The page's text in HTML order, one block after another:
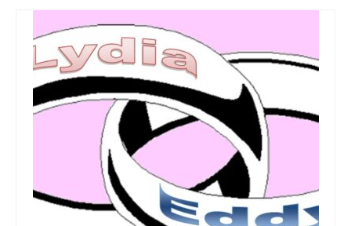
Homélies de Pèlerinages
Mon témoignage
Podcast
Lire
Articles, Chroniques
Grandir : rubrique Cliquer